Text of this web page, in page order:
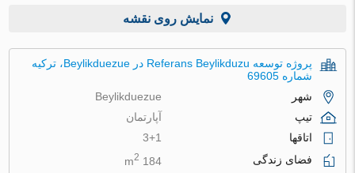
نمایش روی نقشه
پروژه توسعه Referans Beylikduzu در Beylikduezue، ترکیه
شماره 69605
شهر
Beylikduezue
تیپ
آپارتمان
اتاقها
3+1
فضای زندگی
184 m
2